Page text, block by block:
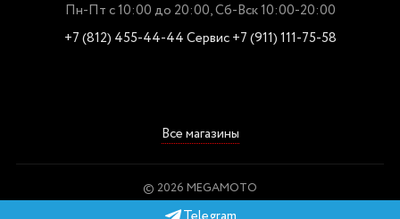
Пн-Пт с 10:00 до 20:00, Сб-Вск 10:00-20:00
+7 (812) 455-44-44Сервис +7 (911) 111-75-58
Все магазины
© 2026 MEGAMOTO
Пользовательское соглашение